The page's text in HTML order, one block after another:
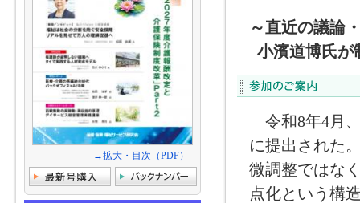
→拡大・目次（PDF）
～直近の議論
小濱道博氏が
令和8年4月
に提出された
微調整ではな
点化という構